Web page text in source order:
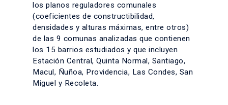
los planos reguladores comunales
(coeficientes de constructibilidad,
densidades y alturas máximas, entre otros)
de las 9 comunas analizadas que contienen
los 15 barrios estudiados y que incluyen
Estación Central, Quinta Normal, Santiago,
Macul, Ñuñoa, Providencia, Las Condes, San
Miguel y Recoleta.